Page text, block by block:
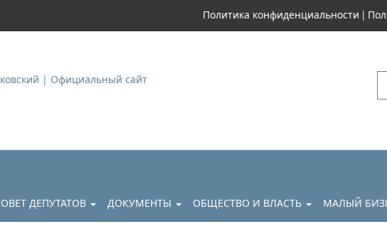
Политика конфиденциальности |
ДЕПУТАТОВ ДОКУМЕНТЫ ОБЩЕСТВО И ВЛАСТЬ МАЛЫЙ